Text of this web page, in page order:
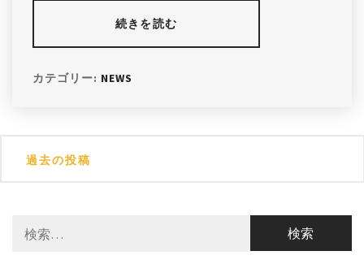
続きを読む
カテゴリー: NEWS
過去の投稿
索: